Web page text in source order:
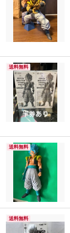
送料無料
送料無料
送料無料